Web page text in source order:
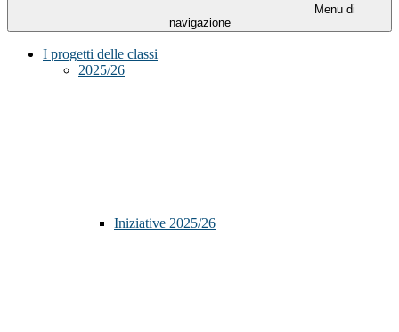
Menu di
navigazione
I progetti delle classi
2025/26
Iniziative 2025/26